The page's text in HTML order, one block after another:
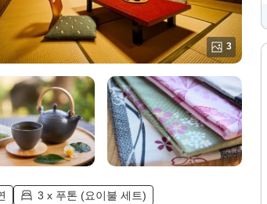
3
3 x 푸톤 (요이불 세트)